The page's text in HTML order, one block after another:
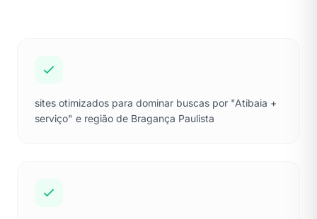
sites otimizados para dominar buscas por "Atibaia +
serviço" e região de Bragança Paulista